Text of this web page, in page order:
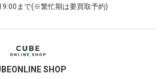
まで(※繁忙期は要買取予約)
ONLINE SHOP